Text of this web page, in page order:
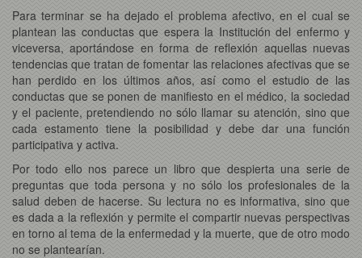
Para terminar se ha dejado el problema afectivo, en el cual se
plantean las conductas que espera la Institución del enfermo y
viceversa, aportándose en forma de reflexión aquellas nuevas
tendencias que tratan de fomentar las relaciones afectivas que se
han perdido en los últimos años, así como el estudio de las
conductas que se ponen de manifiesto en el médico, la sociedad
y el paciente, pretendiendo no sólo llamar su atención, sino que
cada estamento tiene la posibilidad y debe dar una función
participativa y activa.
Por todo ello nos parece un libro que despierta una serie de
preguntas que toda persona y no sólo los profesionales de la
salud deben de hacerse. Su lectura no es informativa, sino que
es dada a la reflexión y permite el compartir nuevas perspectivas
en torno al tema de la enfermedad y la muerte, que de otro modo
no se plantearían.